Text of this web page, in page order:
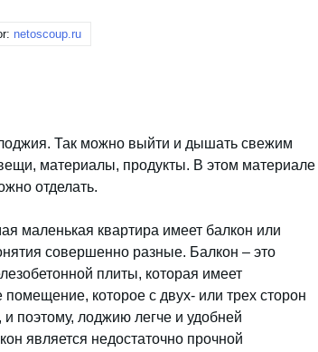
netoscoup.ru
Так можно выйти и дышать свежим
материалы, продукты. В этом материале
отделать.
маленькая квартира имеет балкон или
совершенно разные. Балкон – это
плиты, которая имеет
которое с двух- или трех сторон
поэтому, лоджию легче и удобней
является недостаточно прочной